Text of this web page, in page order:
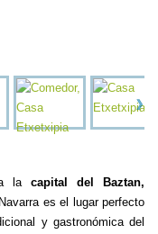
lacapital del Baztan,
es el lugar perfecto
y gastronómica del